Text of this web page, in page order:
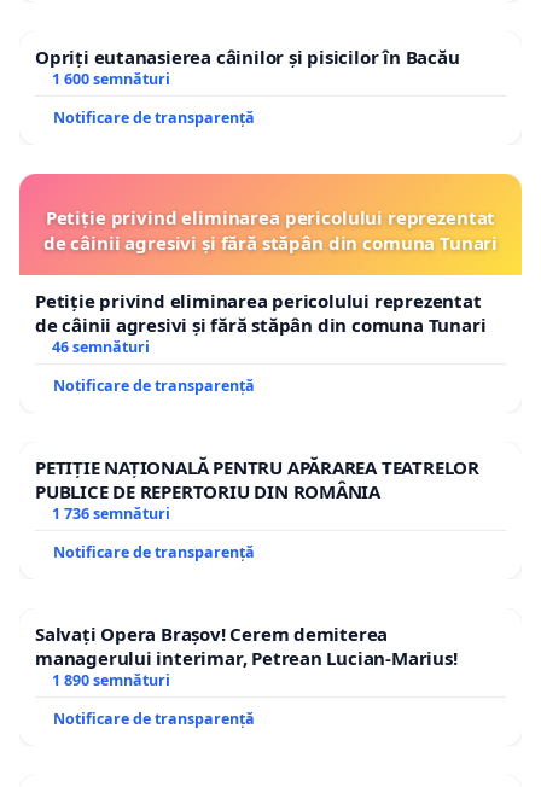
Opriți eutanasierea câinilor și pisicilor în Bacău
1 600 semnături
Notificare de transparență
Petiție privind eliminarea pericolului reprezentat
de câinii agresivi și fără stăpân din comuna Tunari
Petiție privind eliminarea pericolului reprezentat
de câinii agresivi și fără stăpân din comuna Tunari
46 semnături
Notificare de transparență
PETIȚIE NAȚIONALĂ PENTRU APĂRAREA TEATRELOR
PUBLICE DE REPERTORIU DIN ROMÂNIA
1 736 semnături
Notificare de transparență
Salvați Opera Brașov! Cerem demiterea
managerului interimar, Petrean Lucian-Marius!
1 890 semnături
Notificare de transparență